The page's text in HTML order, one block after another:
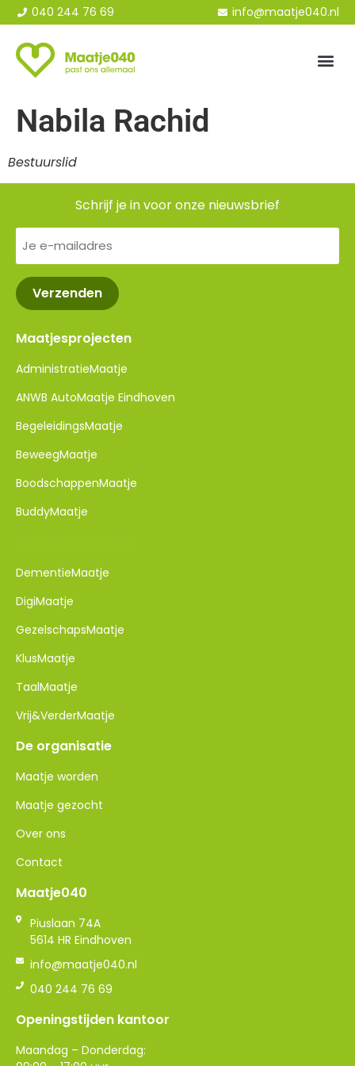
040 244 76 69 info@maatje040.nl
Nabila Rachid
Bestuurslid
Schrijf je in voor onze nieuwsbrief
E-
mailadres
Maatjesprojecten
AdministratieMaatje
ANWB AutoMaatje Eindhoven
BegeleidingsMaatje
BeweegMaatje
BoodschappenMaatje
BuddyMaatje
DementieMaatje​
DigiMaatje
GezelschapsMaatje
KlusMaatje
TaalMaatje
Vrij&VerderMaatje
De organisatie
Maatje worden
Maatje gezocht
Over ons
Contact
Maatje040
Piuslaan 74A
5614 HR Eindhoven
info@maatje040.nl
040 244 76 69
Openingstijden kantoor
Maandag – Donderdag: